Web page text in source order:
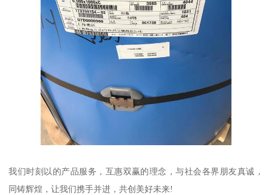
我们时刻以的产品服务，互惠双赢的理念，与社会各界朋友真诚，
同铸辉煌，让我们携手并进，共创美好未来!